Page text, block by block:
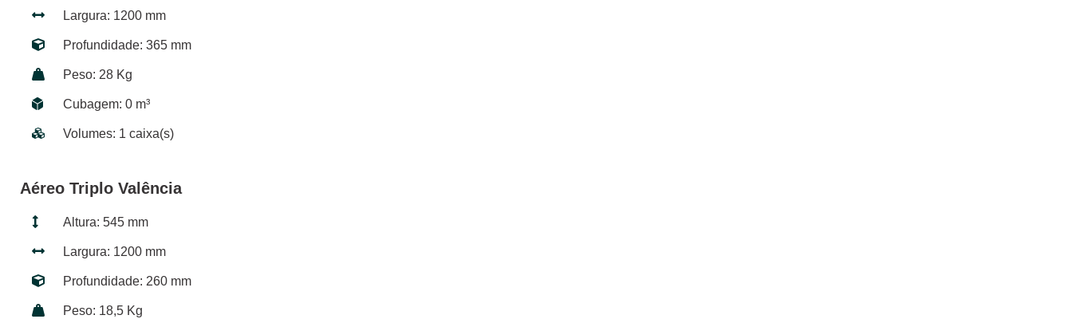
Largura: 1200 mm
Profundidade: 365 mm
Peso: 28 Kg
Cubagem: 0 m³
Volumes: 1 caixa(s)
Aéreo Triplo Valência
Altura: 545 mm
Largura: 1200 mm
Profundidade: 260 mm
Peso: 18,5 Kg